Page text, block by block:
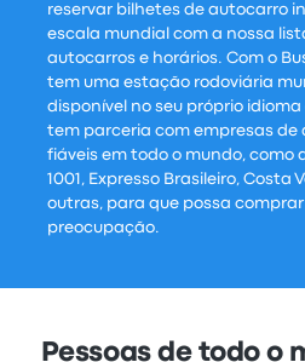
reservar bilhetes de autocarro
escala mundial com a nossa
autocarros e horários. Com o
tem uma estação rodoviária
disponível no seu próprio idioma
tem parceria com empresas de
fiáveis em todo o mundo, como
1001, Expresso Brasileiro, Costa
outras, para que possa
preocupação.
Pessoas de todo o